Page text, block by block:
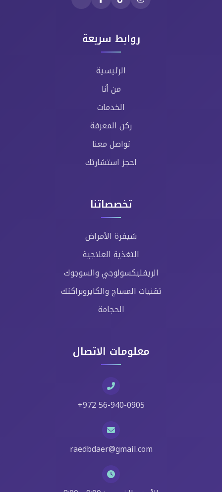
روابط سريعة
الرئيسية
من أنا
الخدمات
ركن المعرفة
تواصل معنا
احجز استشارتك
تخصصاتنا
شيفرة الأمراض
التغذية العلاجية
الريفليكسولوجي والسوجوك
تقنيات المساج والكايروبراكتك
الحجامة
معلومات الاتصال
+972 56-940-0905
raedbdaer@gmail.com